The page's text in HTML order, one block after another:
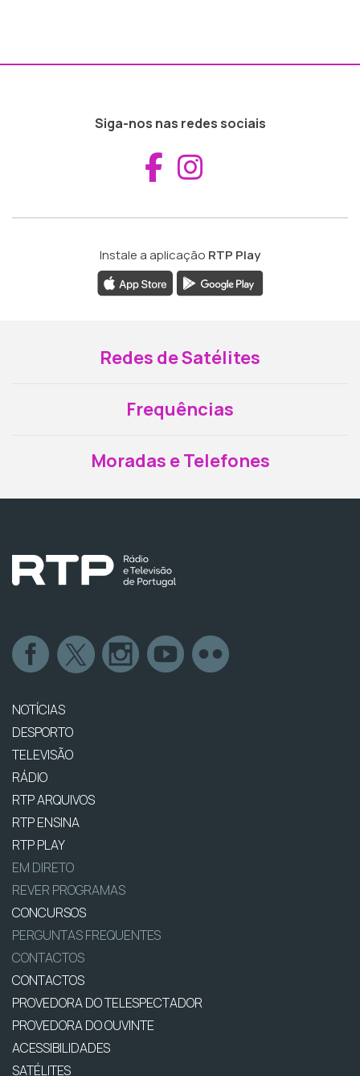
Siga-nos nas redes sociais
Aceder ao
Instale a aplicação RTP Play
Redes de Satélites
Frequências
Moradas e Telefones
NOTÍCIAS
DESPORTO
TELEVISÃO
RÁDIO
RTP ARQUIVOS
RTP ENSINA
RTP PLAY
EM DIRETO
REVER PROGRAMAS
CONCURSOS
PERGUNTAS FREQUENTES
CONTACTOS
CONTACTOS
PROVEDORA DO TELESPECTADOR
PROVEDORA DO OUVINTE
ACESSIBILIDADES
SATÉLITES